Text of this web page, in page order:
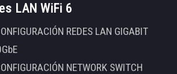
LAN WiFi 6
REDES LAN GIGABIT
NETWORK SWITCH